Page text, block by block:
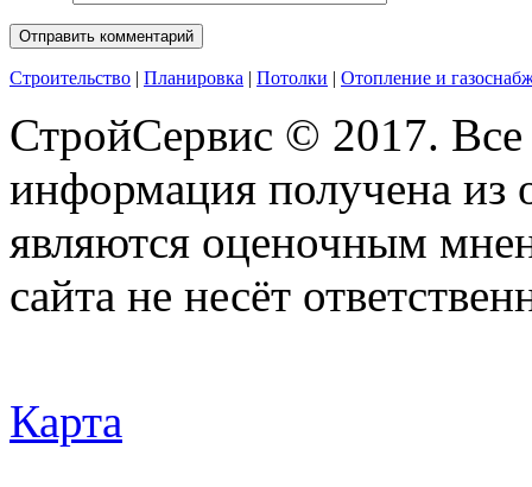
Строительство | Планировка | Потолки | Отопление и
СтройСервис © 2017.
информация получена из
являются оценочным
сайта не несёт
Карта